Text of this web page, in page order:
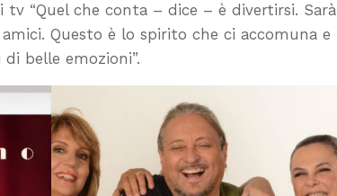
“Quel che conta – dice – è divertirsi. Sarà
Questo è lo spirito che ci accomuna e
belle emozioni”.